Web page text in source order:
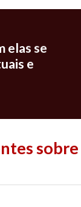
elas se
e